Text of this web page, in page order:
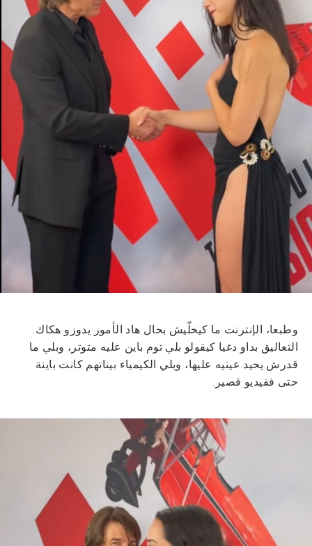
وطبعا، الإنترنت ما كيخلّيش بحال هاد الأمور يدوزو هكاك.
التعاليق بداو دغيا كيقولو بلي توم باين عليه متوتر، وبلي ما
قدرش يحيد عينيه عليها، وبلي الكيمياء بيناتهم كانت باينة
حتى ففيديو قصير.